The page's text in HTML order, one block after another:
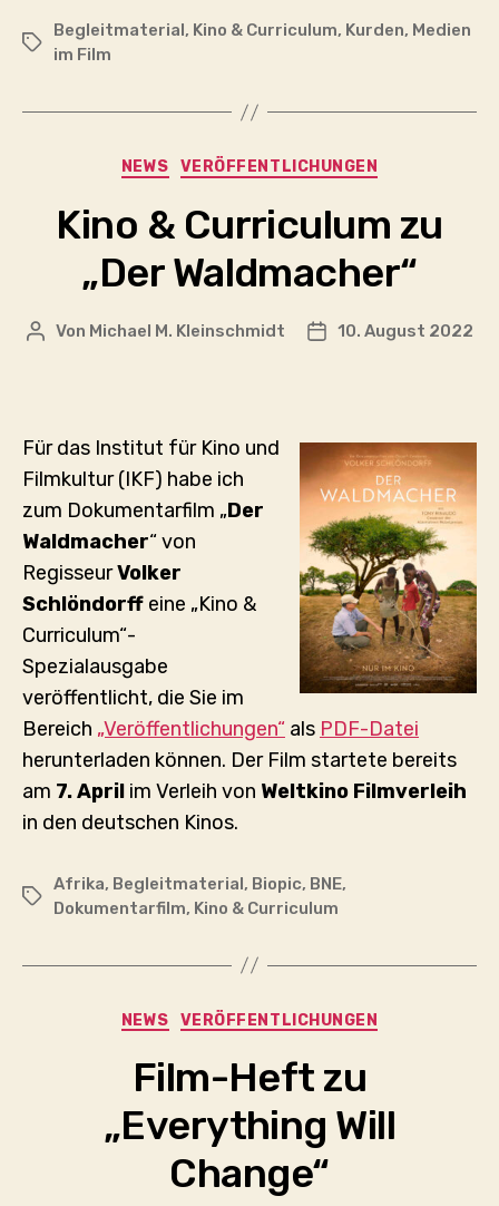
Schlagwörter
Begleitmaterial, Kino & Curriculum, Kurden, Medien
im Film
Kategorien
NEWS VERÖFFENTLICHUNGEN
Kino & Curriculum zu
„Der Waldmacher“
Beitragsautor
Von Michael M. Kleinschmidt 10. August 2022
Für das Institut für Kino und
Filmkultur (IKF) habe ich
zum Dokumentarfilm „Der
Waldmacher“ von
RegisseurVolker
Schlöndorff eine „Kino &
Curriculum“-
Spezialausgabe
veröffentlicht, die Sie im
Bereich „Veröffentlichungen“ als PDF-Datei
herunterladen können. Der Film startete bereits
am 7. April im Verleih von Weltkino Filmverleih
in den deutschen Kinos.
Schlagwörter
Afrika, Begleitmaterial, Biopic, BNE,
Dokumentarfilm, Kino & Curriculum
Kategorien
NEWS VERÖFFENTLICHUNGEN
Film-Heft zu
„Everything Will
Change“